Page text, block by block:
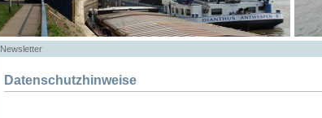
Newsletter
Datenschutzhinweise